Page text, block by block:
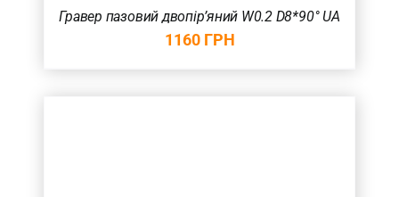
Гравер пазовий двопір’яний W0.2 D8*90° UA
1160 ГРН